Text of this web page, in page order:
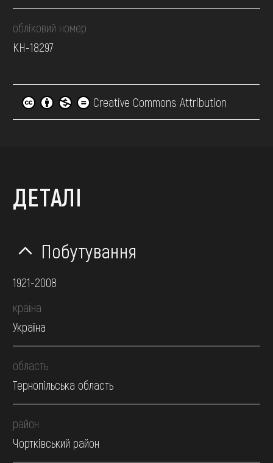
обліковий номер
КН-18297
Creative Commons Attribution
ДЕТАЛІ
Побутування
1921-2008
країна
Україна
область
Тернопільська область
район
Чортківський район